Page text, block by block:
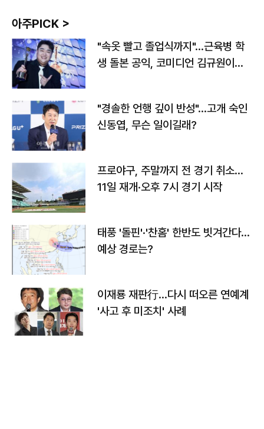
아주PICK >
"속옷 빨고 졸업식까지"…근육병 학
생 돌본 공익, 코미디언 김규원이었
"경솔한 언행 깊이 반성"…고개 숙인
신동엽, 무슨 일이길래?
프로야구, 주말까지 전 경기 취소…
11일 재개·오후 7시 경기 시작
태풍 '돌핀'·'찬홈' 한반도 빗겨간다…
예상 경로는?
이재룡 재판行…다시 떠오른 연예계
'사고 후 미조치' 사례